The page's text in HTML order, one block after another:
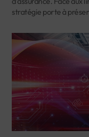
stratégie porte à